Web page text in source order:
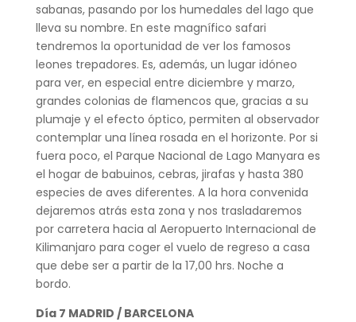
sabanas, pasando por los humedales del lago que
lleva su nombre. En este magnífico safari
tendremos la oportunidad de ver los famosos
leones trepadores. Es, además, un lugar idóneo
para ver, en especial entre diciembre y marzo,
grandes colonias de flamencos que, gracias a su
plumaje y el efecto óptico, permiten al observador
contemplar una línea rosada en el horizonte. Por si
fuera poco, el Parque Nacional de Lago Manyara es
el hogar de babuinos, cebras, jirafas y hasta 380
especies de aves diferentes. A la hora convenida
dejaremos atrás esta zona y nos trasladaremos
por carretera hacia al Aeropuerto Internacional de
Kilimanjaro para coger el vuelo de regreso a casa
que debe ser a partir de la 17,00 hrs. Noche a
bordo.
Día 7 MADRID / BARCELONA